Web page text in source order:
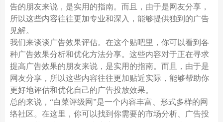
告的朋友来说，是实用的指南。而且，由于是网友分享，
所以这些内容往往更加专业和深入，能够提供独到的广告
见解。
我们来谈谈广告效果评估。在这个贴吧里，你可以看到各
种广告效果分析和优化方法分享。这些内容对于正在寻求
提高广告效果的朋友来说，是实用的指南。而且，由于是
网友分享，所以这些内容往往更加贴近实际，能够帮助你
更好地评估和优化自己的广告投放效果。
总的来说，“白菜评级网”是一个内容丰富、形式多样的网
络社区。在这里，你可以找到你需要的市场分析、广告投